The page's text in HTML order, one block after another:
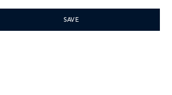
Enhancer
SAVE